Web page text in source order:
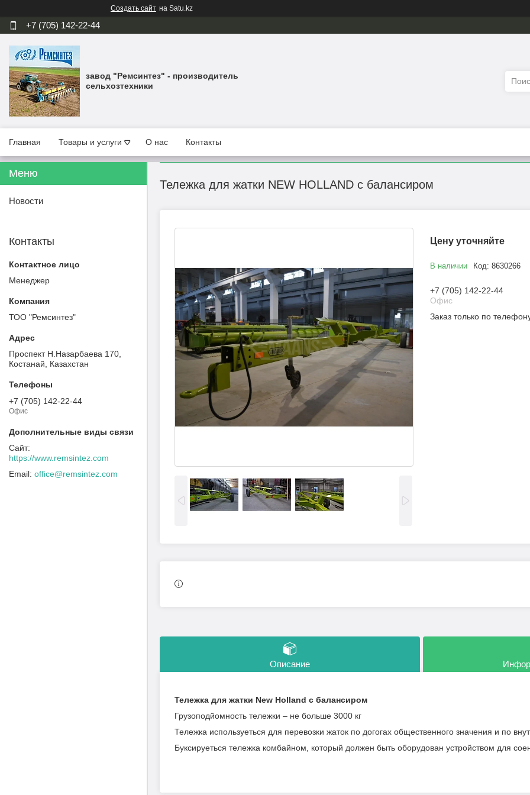
Создать сайт на Satu.kz
+7 (705) 142-22-44
завод "Ремсинтез" - производитель
сельхозтехники
Главная Товары и услуги О нас Контакты
Тележка для жатки NEW HOLLAND с балансиром
Цену уточняйте
В наличии Код: 8630266
+7 (705) 142-22-44
Офис
Заказ только по
Описание
Тележка для жатки New Holland с балансиром
Грузоподйомность тележки – не больше 3000 кг
Тележка используеться для перевозки жаток по догогах общественного значения и по
Буксируеться тележка комбайном, который должен быть оборудован устройством для
Новости
Контакты
Менеджер
ТОО "Ремсинтез"
Проспект Н.Назарбаева 170,
Костанай, Казахстан
+7 (705) 142-22-44
Офис
https://www.remsintez.com
office@remsintez.com